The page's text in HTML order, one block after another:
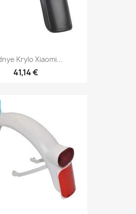
Krylo Xiaomi...
41,14 €